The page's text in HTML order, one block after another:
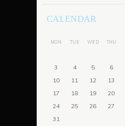
CALENDAR
MON TUE WED THU
3
4 5 6
10
11 12 13
17
18 19 20
24
25 26 27
31